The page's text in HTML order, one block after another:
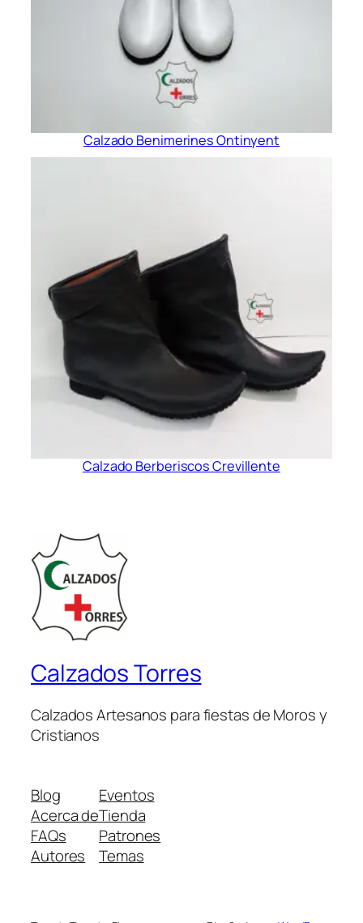
Calzado Benimerines Ontinyent
Calzado Berberiscos Crevillente
Calzados Torres
Calzados Artesanos para fiestas de Moros y
Cristianos
Blog
Acerca de
FAQs
Autores
Eventos
Tienda
Patrones
Temas